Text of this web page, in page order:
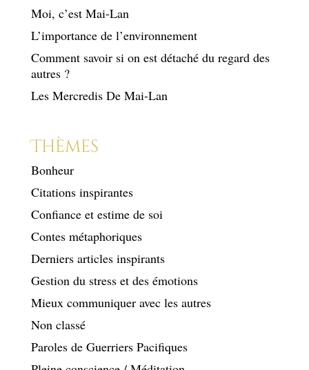
Moi, c’est Mai-Lan
L’importance de l’environnement
Comment savoir si on est détaché du regard des
autres ?
Les Mercredis De Mai-Lan
Thèmes
Bonheur
Citations inspirantes
Confiance et estime de soi
Contes métaphoriques
Derniers articles inspirants
Gestion du stress et des émotions
Mieux communiquer avec les autres
Non classé
Paroles de Guerriers Pacifiques